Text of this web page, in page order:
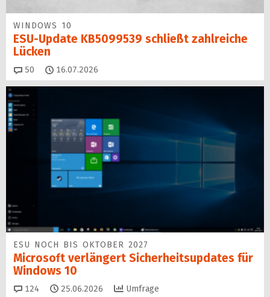
WINDOWS 10
ESU-Update KB5099539 schließt zahlreiche
Lücken
50 Kommentare
16.07.2026
ESU NOCH BIS OKTOBER 2027
Microsoft verlängert Sicherheitsupdates für
Windows 10
124 Kommentare
25.06.2026 Umfrage